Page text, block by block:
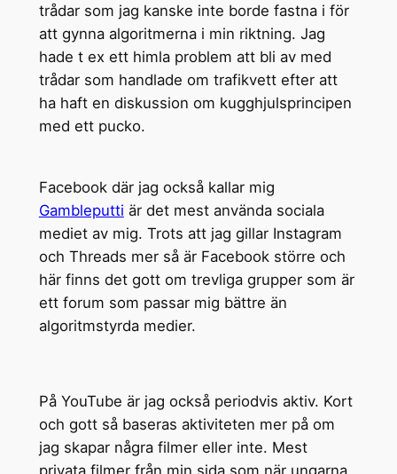
trådar som jag kanske inte borde fastna i för
att gynna algoritmerna i min riktning. Jag
hade t ex ett himla problem att bli av med
trådar som handlade om trafikvett efter att
ha haft en diskussion om kugghjulsprincipen
med ett pucko.
Facebook där jag också kallar mig
Gambleputti är det mest använda sociala
mediet av mig. Trots att jag gillar Instagram
och Threads mer så är Facebook större och
här finns det gott om trevliga grupper som är
ett forum som passar mig bättre än
algoritmstyrda medier.
På YouTube är jag också periodvis aktiv. Kort
och gott så baseras aktiviteten mer på om
jag skapar några filmer eller inte. Mest